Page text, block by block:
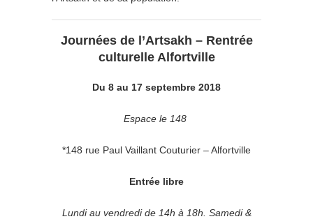
Journées de l’Artsakh – Rentrée
culturelle Alfortville
Du 8 au 17 septembre 2018
Espace le 148
*148 rue Paul Vaillant Couturier – Alfortville
Entrée libre
Lundi au vendredi de 14h à 18h. Samedi &